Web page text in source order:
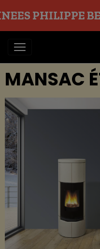
PHILIPPE
MANSAC